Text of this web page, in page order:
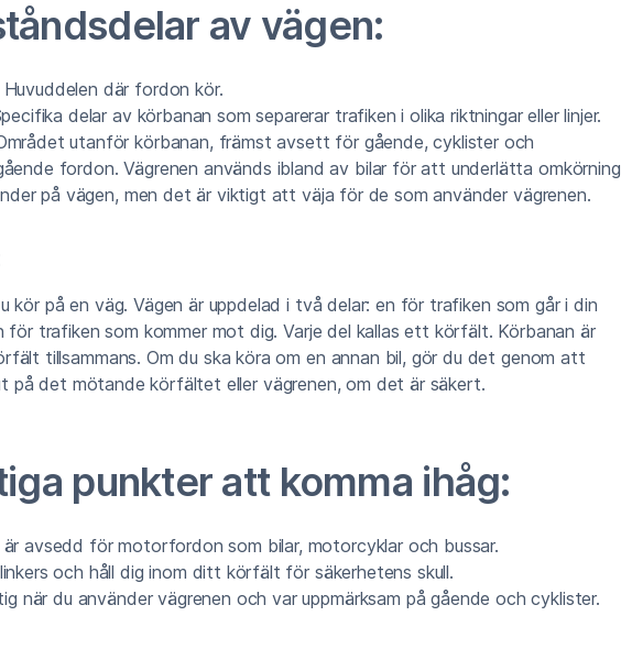
av vägen:
Huvuddelen där fordon kör.
delar av körbanan som separerar trafiken i olika riktningar eller linjer.
utanför körbanan, främst avsett för gående, cyklister och
fordon. Vägrenen används ibland av bilar för att underlätta omkörning
på vägen, men det är viktigt att väja för de som använder vägrenen.
kör på en väg. Vägen är uppdelad i två delar: en för trafiken som går i din
för trafiken som kommer mot dig. Varje del kallas ett körfält. Körbanan är
tillsammans. Om du ska köra om en annan bil, gör du det genom att
på det mötande körfältet eller vägrenen, om det är säkert.
punkter att komma ihåg:
är avsedd för motorfordon som bilar, motorcyklar och bussar.
och håll dig inom ditt körfält för säkerhetens skull.
när du använder vägrenen och var uppmärksam på gående och cyklister.